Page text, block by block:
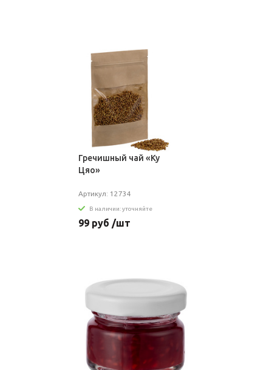
Гречишный чай «Ку
Цяо»
Артикул: 12734
В наличии: уточняйте
99 руб /шт